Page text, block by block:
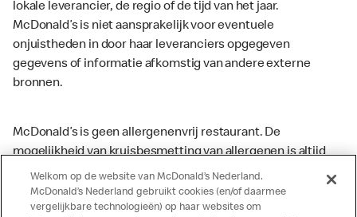
lokale leverancier, de regio of de tijd van het jaar.
McDonald’s is niet aansprakelijk voor eventuele
onjuistheden in door haar leveranciers opgegeven
gegevens of informatie afkomstig van andere externe
bronnen.
McDonald’s is geen allergenenvrij restaurant. De
mogelijkheid van kruisbesmetting van allergenen is altijd
aanwezig. McDonald’s kan zodoende niet garanderen dat
haar producten geen sporen van allergenen bevatten.
McDonald’s aanvaardt daarom geen aansprakelijkheid
Welkom op de website van McDonald’s Nederland.
McDonald’s Nederland gebruikt cookies (en/of daarmee
vergelijkbare technologieën) op haar websites om